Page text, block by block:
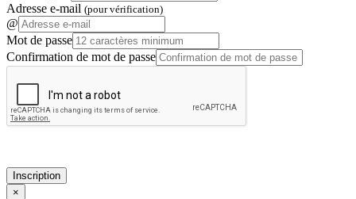
Adresse e-mail (pour vérification)
@
Mot de passe
Confirmation de mot de passe
Inscription
×